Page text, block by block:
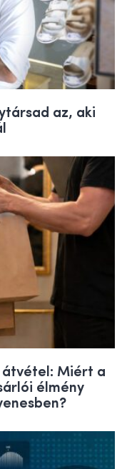
az, aki
átvétel: Miért a
élmény